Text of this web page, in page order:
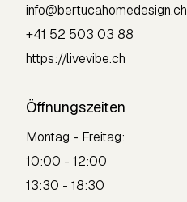
info@bertucahomedesign.ch
+41 52 503 03 88
https://livevibe.ch
Öffnungszeiten
Montag - Freitag:
10:00 - 12:00
13:30 - 18:30